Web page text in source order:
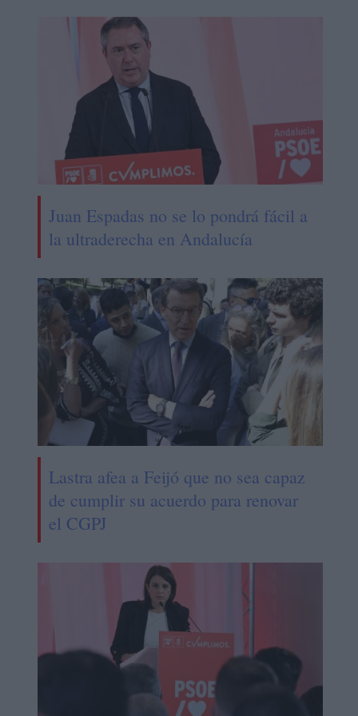
Juan Espadas no se lo pondrá fácil a
la ultraderecha en Andalucía
Lastra afea a Feijó que no sea capaz
de cumplir su acuerdo para renovar
el CGPJ